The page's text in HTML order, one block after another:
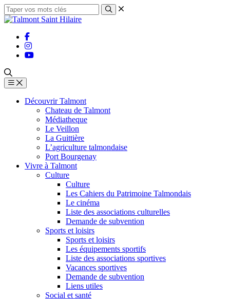
Découvrir Talmont
Chateau de Talmont
Médiatheque
Le Veillon
La Guittière
L’agriculture talmondaise
Port Bourgenay
Vivre à Talmont
Culture
Culture
Les Cahiers du Patrimoine Talmondais
Le cinéma
Liste des associations culturelles
Demande de subvention
Sports et loisirs
Sports et loisirs
Les équipements sportifs
Liste des associations sportives
Vacances sportives
Demande de subvention
Liens utiles
Social et santé